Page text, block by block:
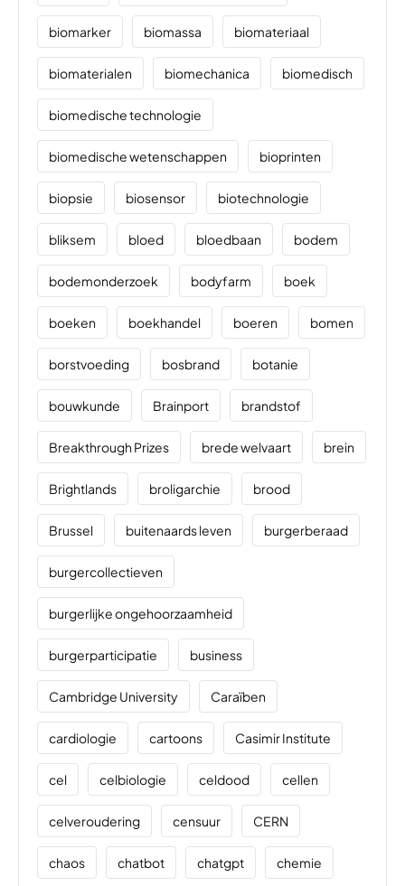
biomarker biomassa biomateriaal
biomaterialen biomechanica biomedisch
biomedische technologie
biomedische wetenschappen bioprinten
biopsie biosensor biotechnologie
bliksem bloed bloedbaan bodem
bodemonderzoek bodyfarm boek
boeken boekhandel boeren bomen
borstvoeding bosbrand botanie
bouwkunde Brainport brandstof
Breakthrough Prizes brede welvaart brein
Brightlands broligarchie brood
Brussel buitenaards leven burgerberaad
burgercollectieven
burgerlijke ongehoorzaamheid
burgerparticipatie business
Cambridge University Caraïben
cardiologie cartoons Casimir Institute
cel celbiologie celdood cellen
celveroudering censuur CERN
chaos chatbot chatgpt chemie